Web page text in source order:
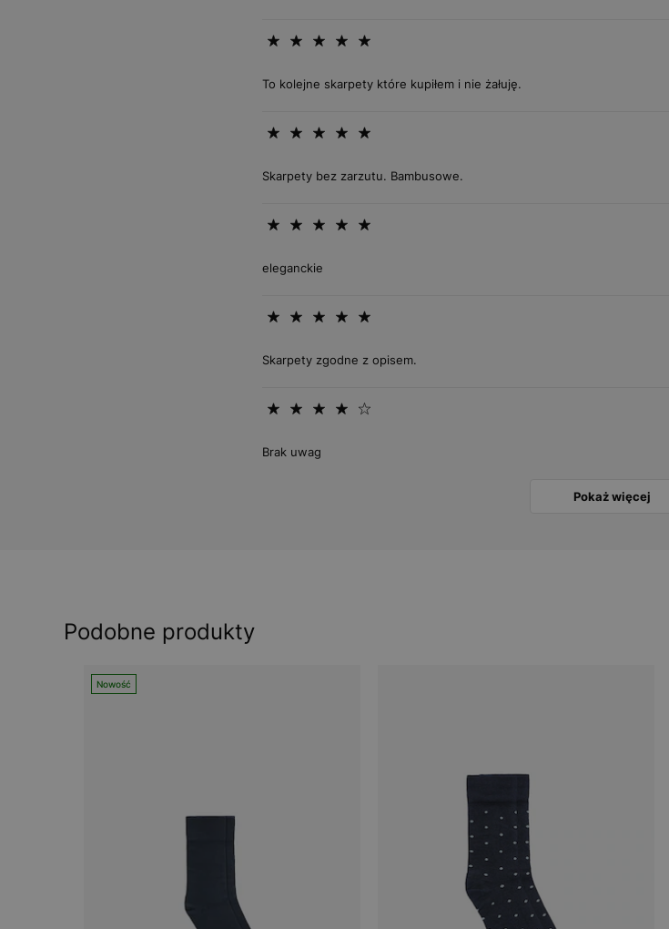
To kolejne skarpety które kupiłem i nie żałuję.
Skarpety bez zarzutu. Bambusowe.
eleganckie
Skarpety zgodne z opisem.
Brak uwag
Pokaż więcej
Podobne produkty
Nowość